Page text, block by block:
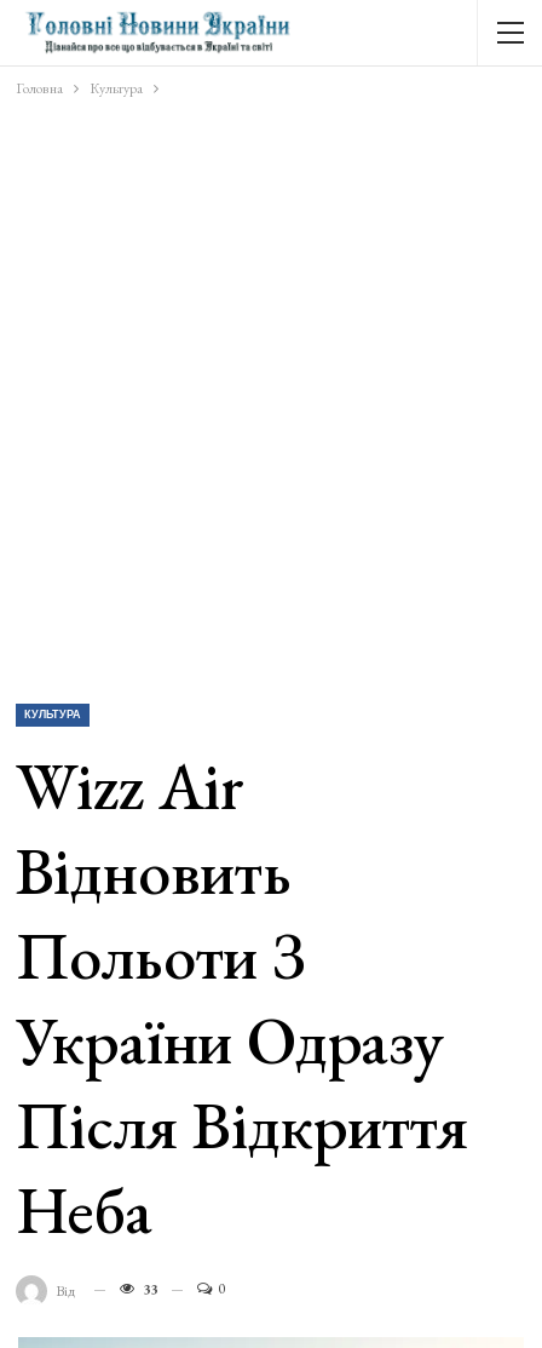
Головна Культура
КУЛЬТУРА
Wizz Air
Відновить
Польоти З
України Одразу
Після Відкриття
Неба
Від 33 0